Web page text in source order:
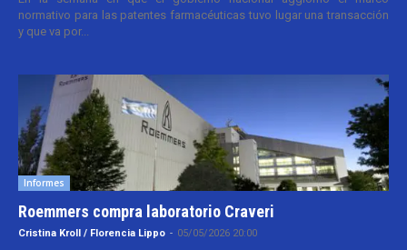
normativo para las patentes farmacéuticas tuvo lugar una transacción
y que va por...
Informes
Roemmers compra laboratorio Craveri
Cristina Kroll / Florencia Lippo - 05/05/2026 20:00